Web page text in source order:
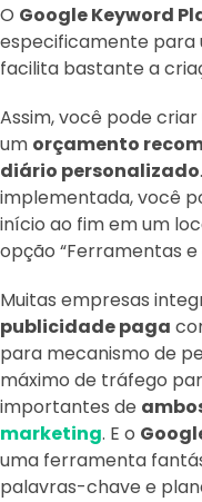
O Google Keyword
especificamente para
facilita bastante a
Assim, você pode
um orçamento
diário personalizado
implementada, você
início ao fim em um
opção “Ferramentas e
Muitas empresas
publicidade paga
para mecanismo de
máximo de tráfego
importantes de
marketing. E o
uma ferramenta
palavras-chave e